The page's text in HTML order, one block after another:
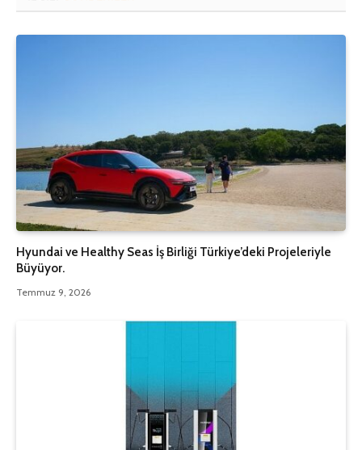
Hyundai ve Healthy Seas İş Birliği Türkiye’deki Projeleriyle
Büyüyor.
Temmuz 9, 2026